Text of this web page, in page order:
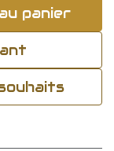
panier